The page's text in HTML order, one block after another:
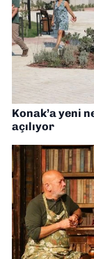
Konak’a yeni
açılıyor